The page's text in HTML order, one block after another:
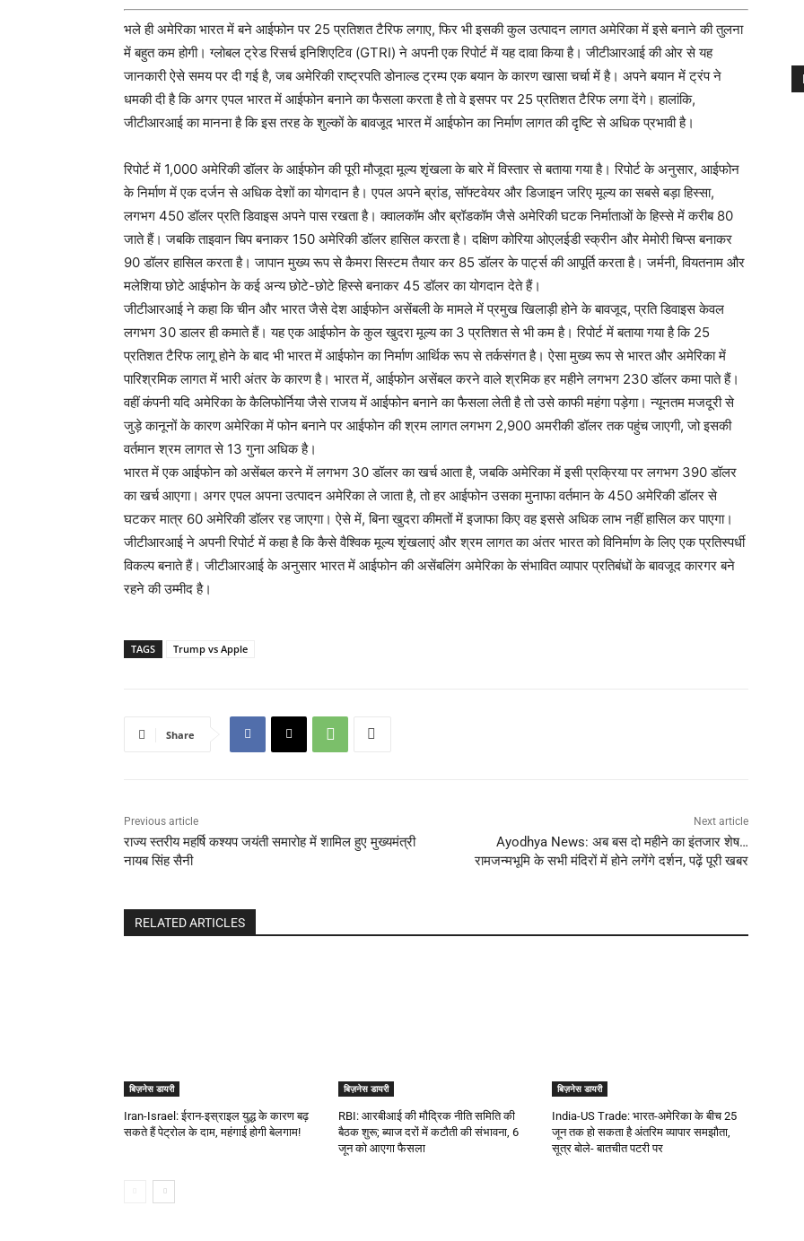
भले ही अमेरिका भारत में बने आईफोन पर 25 प्रतिशत टैरिफ लगाए, फिर भी इसकी कुल उत्पादन लागत अमेरिका में इसे बनाने की तुलना
में बहुत कम होगी। ग्लोबल ट्रेड रिसर्च इनिशिएटिव (GTRI) ने अपनी एक रिपोर्ट में यह दावा किया है। जीटीआरआई की ओर से यह
जानकारी ऐसे समय पर दी गई है, जब अमेरिकी राष्ट्रपति डोनाल्ड ट्रम्प एक बयान के कारण खासा चर्चा में है। अपने बयान में ट्रंप ने
धमकी दी है कि अगर एपल भारत में आईफोन बनाने का फैसला करता है तो वे इसपर पर 25 प्रतिशत टैरिफ लगा देंगे। हालांकि,
जीटीआरआई का मानना है कि इस तरह के शुल्कों के बावजूद भारत में आईफोन का निर्माण लागत की दृष्टि से अधिक प्रभावी है।
रिपोर्ट में 1,000 अमेरिकी डॉलर के आईफोन की पूरी मौजूदा मूल्य शृंखला के बारे में विस्तार से बताया गया है। रिपोर्ट के अनुसार, आईफोन
के निर्माण में एक दर्जन से अधिक देशों का योगदान है। एपल अपने ब्रांड, सॉफ्टवेयर और डिजाइन जरिए मूल्य का सबसे बड़ा हिस्सा,
लगभग 450 डॉलर प्रति डिवाइस अपने पास रखता है। क्वालकॉम और ब्रॉडकॉम जैसे अमेरिकी घटक निर्माताओं के हिस्से में करीब 80
जाते हैं। जबकि ताइवान चिप बनाकर 150 अमेरिकी डॉलर हासिल करता है। दक्षिण कोरिया ओएलईडी स्क्रीन और मेमोरी चिप्स बनाकर
90 डॉलर हासिल करता है। जापान मुख्य रूप से कैमरा सिस्टम तैयार कर 85 डॉलर के पार्ट्स की आपूर्ति करता है। जर्मनी, वियतनाम और
मलेशिया छोटे आईफोन के कई अन्य छोटे-छोटे हिस्से बनाकर 45 डॉलर का योगदान देते हैं।
जीटीआरआई ने कहा कि चीन और भारत जैसे देश आईफोन असेंबली के मामले में प्रमुख खिलाड़ी होने के बावजूद, प्रति डिवाइस केवल
लगभग 30 डालर ही कमाते हैं। यह एक आईफोन के कुल खुदरा मूल्य का 3 प्रतिशत से भी कम है। रिपोर्ट में बताया गया है कि 25
प्रतिशत टैरिफ लागू होने के बाद भी भारत में आईफोन का निर्माण आर्थिक रूप से तर्कसंगत है। ऐसा मुख्य रूप से भारत और अमेरिका में
पारिश्रमिक लागत में भारी अंतर के कारण है। भारत में, आईफोन असेंबल करने वाले श्रमिक हर महीने लगभग 230 डॉलर कमा पाते हैं।
वहीं कंपनी यदि अमेरिका के कैलिफोर्निया जैसे राजय में आईफोन बनाने का फैसला लेती है तो उसे काफी महंगा पड़ेगा। न्यूनतम मजदूरी से
जुड़े कानूनों के कारण अमेरिका में फोन बनाने पर आईफोन की श्रम लागत लगभग 2,900 अमरीकी डॉलर तक पहुंच जाएगी, जो इसकी
वर्तमान श्रम लागत से 13 गुना अधिक है।
भारत में एक आईफोन को असेंबल करने में लगभग 30 डॉलर का खर्च आता है, जबकि अमेरिका में इसी प्रक्रिया पर लगभग 390 डॉलर
का खर्च आएगा। अगर एपल अपना उत्पादन अमेरिका ले जाता है, तो हर आईफोन उसका मुनाफा वर्तमान के 450 अमेरिकी डॉलर से
घटकर मात्र 60 अमेरिकी डॉलर रह जाएगा। ऐसे में, बिना खुदरा कीमतों में इजाफा किए वह इससे अधिक लाभ नहीं हासिल कर पाएगा।
जीटीआरआई ने अपनी रिपोर्ट में कहा है कि कैसे वैश्विक मूल्य शृंखलाएं और श्रम लागत का अंतर भारत को विनिर्माण के लिए एक प्रतिस्पर्धी
विकल्प बनाते हैं। जीटीआरआई के अनुसार भारत में आईफोन की असेंबलिंग अमेरिका के संभावित व्यापार प्रतिबंधों के बावजूद कारगर बने
रहने की उम्मीद है।
TAGS Trump vs Apple
Share
Previous article
राज्य स्तरीय महर्षि कश्यप जयंती समारोह में शामिल हुए मुख्यमंत्री
नायब सिंह सैनी
Next article
Ayodhya News: अब बस दो महीने का इंतजार शेष…
रामजन्मभूमि के सभी मंदिरों में होने लगेंगे दर्शन, पढ़ें पूरी खबर
RELATED ARTICLES
बिज़नेस डायरी
Iran-Israel: ईरान-इस्राइल युद्ध के कारण बढ़
सकते हैं पेट्रोल के दाम, महंगाई होगी बेलगाम!
बिज़नेस डायरी
RBI: आरबीआई की मौद्रिक नीति समिति की
बैठक शुरू; ब्याज दरों में कटौती की संभावना, 6
जून को आएगा फैसला
बिज़नेस डायरी
India-US Trade: भारत-अमेरिका के बीच 25
जून तक हो सकता है अंतरिम व्यापार समझौता,
सूत्र बोले- बातचीत पटरी पर